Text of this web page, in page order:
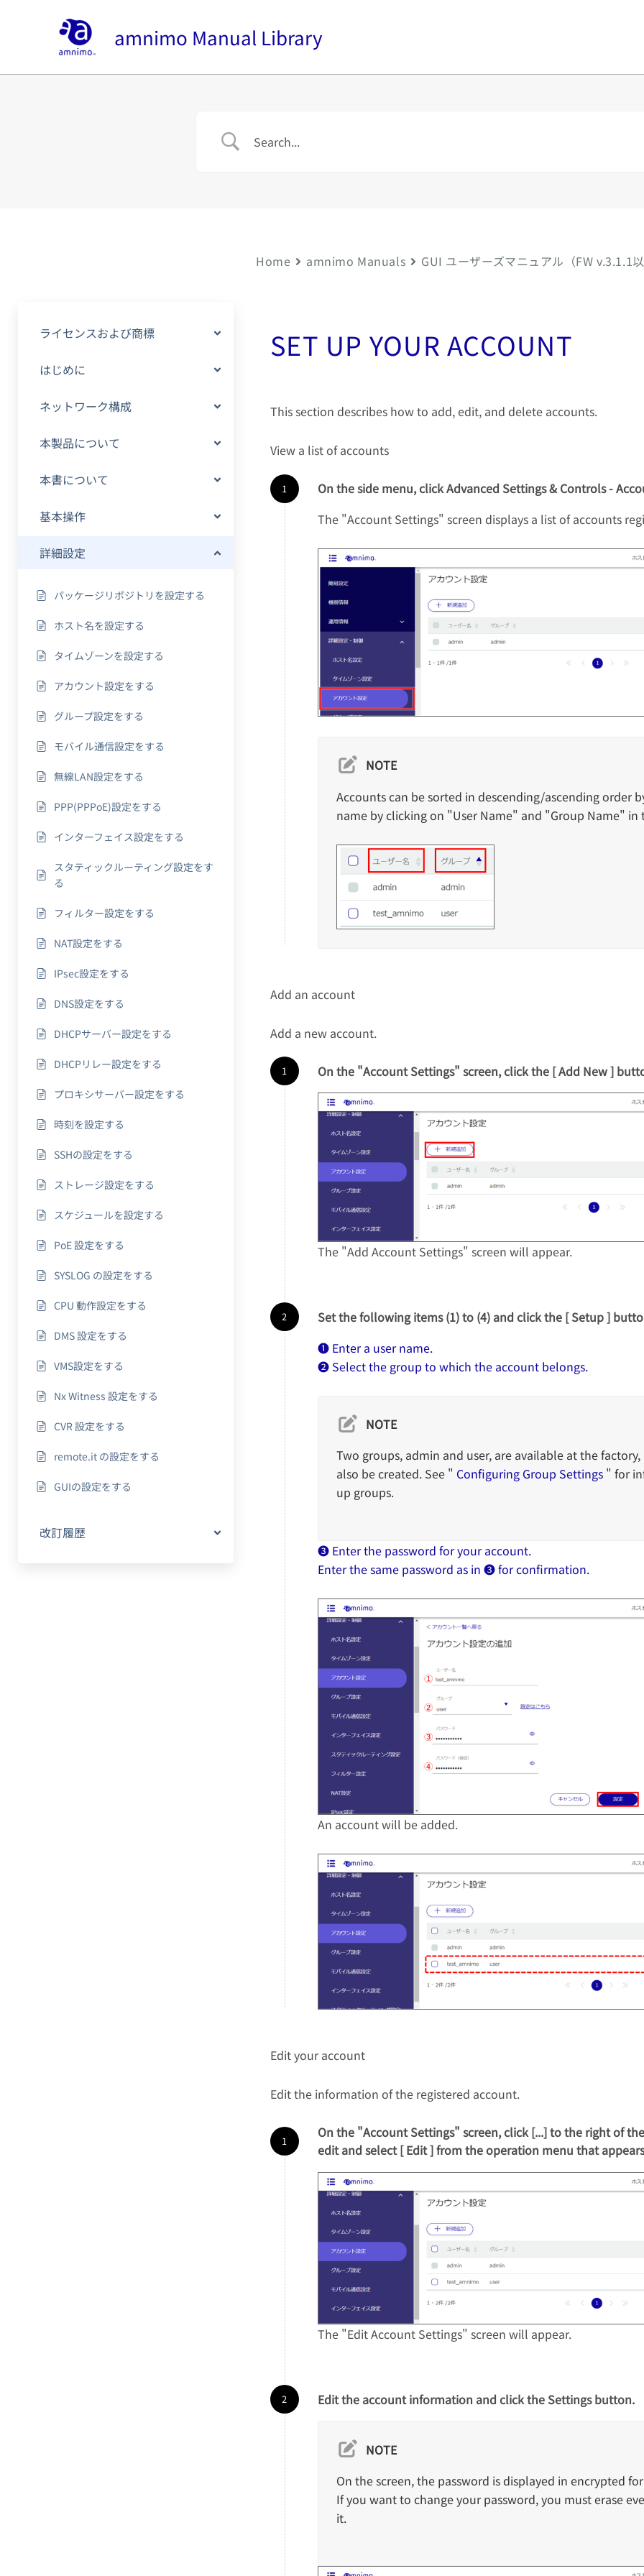
amnimo Manual Library
ライセンスおよび商標
はじめに
ネットワーク構成
本製品について
本書について
基本操作
詳細設定
パッケージリポジトリを設定する
ホスト名を設定する
タイムゾーンを設定する
アカウント設定をする
グループ設定をする
モバイル通信設定をする
無線LAN設定をする
PPP(PPPoE)設定をする
インターフェイス設定をする
スタティックルーティング設定をす
る
フィルター設定をする
NAT設定をする
IPsec設定をする
DNS設定をする
DHCPサーバー設定をする
DHCPリレー設定をする
プロキシサーバー設定をする
時刻を設定する
SSHの設定をする
ストレージ設定をする
スケジュールを設定する
PoE 設定をする
SYSLOG の設定をする
CPU 動作設定をする
DMS 設定をする
VMS設定をする
Nx Witness 設定をする
CVR 設定をする
remote.it の設定をする
GUIの設定をする
改訂履歴
Home amnimo Manuals GUI ユーザーズマニュアル（FW v.3.1.1
SET UP YOUR ACCOUNT
This section describes how to add, edit, and delete accounts.
View a list of accounts
On the side menu, click Advanced Settings & Controls -
The "Account Settings" screen displays a list of accounts
NOTE
Accounts can be sorted in descending/ascending order
name by clicking on "User Name" and "Group Name" in
Add an account
Add a new account.
On the "Account Settings" screen, click the [ Add New ]
The "Add Account Settings" screen will appear.
Set the following items (1) to (4) and click the [ Setup ]
❶ Enter a user name.
❷ Select the group to which the account belongs.
NOTE
Two groups, admin and user, are available at the
also be created. See " Configuring Group Settings " for
up groups.
❸ Enter the password for your account.
Enter the same password as in ❸ for confirmation.
An account will be added.
Edit your account
Edit the information of the registered account.
On the "Account Settings" screen, click [...] to the right of
edit and select [ Edit ] from the operation menu that
The "Edit Account Settings" screen will appear.
Edit the account information and click the Settings button.
NOTE
On the screen, the password is displayed in encrypted
If you want to change your password, you must erase
it.